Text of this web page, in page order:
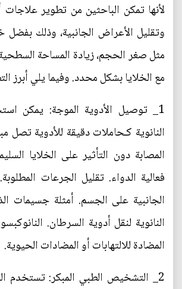
لأنها تمكن الباحثين من تطوير علاجات
وتقليل الأعراض الجانبية، وذلك بفضل
مثل صغر الحجم، زيادة المساحة
مع الخلايا بشكل محدد. وفيما يلي أبرز
1_ توصيل الأدوية الموجة: يمكن
النانوية كـحاملات دقيقة للأدوية تصل
المصابة دون التأثير على الخلايا
فعالية الدواء. تقليل الجرعات
الجانبية على الجسم. أمثلة جسيمات
النانوية لنقل أدوية السرطان.
المضادة للالتهابات أو المضادات الحيوية.
2_ التشخيص الطبي المبكر: تستخدم